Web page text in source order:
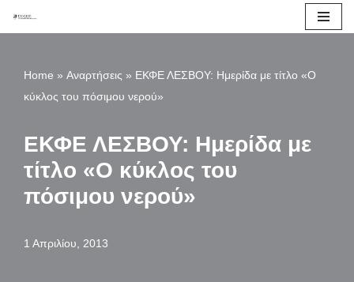
Home » Αναρτήσεις » ΕΚΦΕ ΛΕΣΒΟΥ: Ημερίδα με τίτλο «Ο
κύκλος του πόσιμου νερού»
ΕΚΦΕ ΛΕΣΒΟΥ: Ημερίδα με
τίτλο «Ο κύκλος του
πόσιμου νερού»
1 Απριλίου, 2013